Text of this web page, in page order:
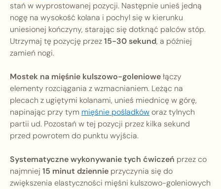
stań w wyprostowanej pozycji. Następnie unieś jedną
nogę na wysokość kolana i pochyl się w kierunku
uniesionej kończyny, starając się dotknąć palców stóp.
Utrzymaj tę pozycję przez15-30 sekund, a później
zamień nogi.
Mostek na mięśnie kulszowo-goleniowełączy
elementy rozciągania z wzmacnianiem. Leżąc na
plecach z ugiętymi kolanami, unieś miednicę w górę,
napinając przy tym mięśnie pośladkóworaz tylnych
partii ud. Pozostań w tej pozycji przez kilka sekund
przed powrotem do punktu wyjścia.
Systematyczne wykonywanie tych ćwiczeń przez co
najmniej 15 minut dziennie przyczynia się do
zwiększenia elastyczności mięśni kulszowo-goleniowych